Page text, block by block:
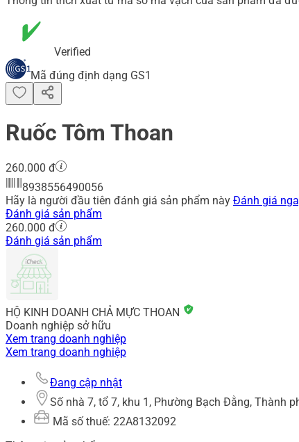
Verified
Mã đúng định dạng GS1
Ruốc Tôm Thoan
260.000 đ
8938556490056
Hãy là người đầu tiên đánh giá sản phẩm này Đánh giá
Đánh giá sản phẩm
260.000 đ
Đánh giá sản phẩm
HỘ KINH DOANH CHẢ MỰC THOAN
Doanh nghiệp sở hữu
Xem trang doanh nghiệp
Xem trang doanh nghiệp
Đang cập nhật
Số nhà 7, tổ 7, khu 1, Phường Bạch Đằng, Thành
Mã số thuế: 22A8132092